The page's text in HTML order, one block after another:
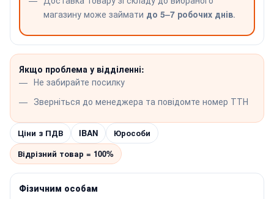
магазину може займати до 5–7 робочих днів.
Якщо проблема у відділенні:
Не забирайте посилку
Зверніться до менеджера та повідомте номер ТТН
Ціни з ПДВ IBAN
Юрособи
Відрізний товар = 100%
Фізичним особам